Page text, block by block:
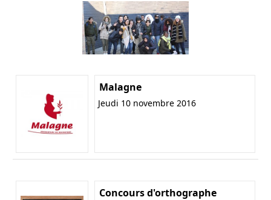
Malagne
Jeudi 10 novembre 2016
Concours d'orthographe